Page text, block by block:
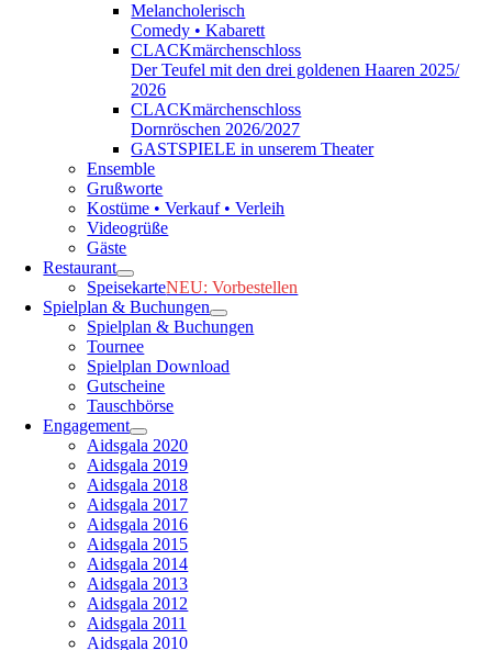
Melancholerisch
Comedy • Kabarett
CLACKmärchenschloss
Der Teufel mit den drei goldenen Haaren 2025/
2026
CLACKmärchenschloss
Dornröschen 2026/2027
GASTSPIELE in unserem Theater
Ensemble
Grußworte
Kostüme • Verkauf • Verleih
Videogrüße
Gäste
Restaurant
SpeisekarteNEU: Vorbestellen
Spielplan & Buchungen
Spielplan & Buchungen
Tournee
Spielplan Download
Gutscheine
Tauschbörse
Engagement
Aidsgala 2020
Aidsgala 2019
Aidsgala 2018
Aidsgala 2017
Aidsgala 2016
Aidsgala 2015
Aidsgala 2014
Aidsgala 2013
Aidsgala 2012
Aidsgala 2011
Aidsgala 2010